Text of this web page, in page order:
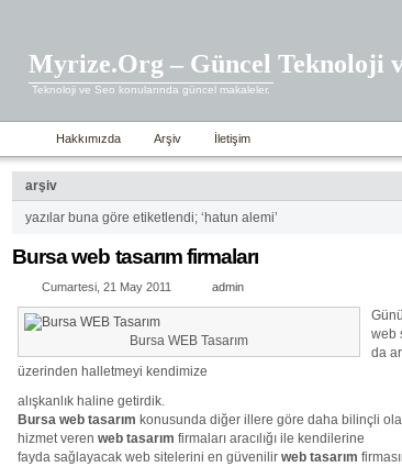
Myrize.Org – Güncel Teknoloji
Teknoloji ve Seo konularında güncel makaleler.
Hakkımızda Arşiv İletişim
arşiv
yazılar buna göre etiketlendi; ‘hatun alemi’
Bursa web tasarım firmaları
Cumartesi, 21 May 2011 admin
Bursa WEB Tasarım
web
da
üzerinden halletmeyi kendimize
alışkanlık haline getirdik.
Bursa web tasarım konusunda diğer illere göre daha bilinçli
hizmet veren web tasarım firmaları aracılığı ile kendilerine
fayda sağlayacak web sitelerini en güvenilir web tasarım